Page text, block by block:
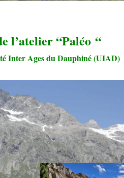
l’atelier “Paléo “
Inter Ages du Dauphiné (UIAD)